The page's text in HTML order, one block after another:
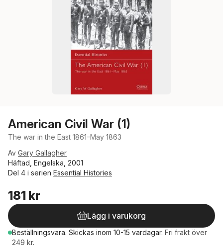
American Civil War (1)
The war in the East 1861–May 1863
Av Gary Gallagher
Häftad, Engelska, 2001
Del 4 i serien Essential Histories
181 kr
Lägg i varukorg
Beställningsvara. Skickas inom 10-15 vardagar. Fri frakt över
249 kr.